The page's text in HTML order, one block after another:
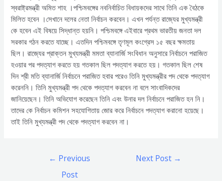
স্বরাষ্ট্রমন্ত্রী অমিত শাহ ।পশ্চিমবঙ্গের নবনির্বাচিত বিধায়কদের সাথে তিনি এক বৈঠকে
মিলিত হবেন ।সেখানে দলের নেতা নির্বাচন করবেন। এখন পর্যন্ত রাজ্যের মুখ্যমন্ত্রী
কে হবেন এই বিষয়ে সিদ্ধান্ত হয়নি। পশ্চিমবঙ্গে এইবারে প্রথম ভারতীয় জনতা দল
সরকার গঠন করতে যাচ্ছে। এতদিন পশ্চিমবঙ্গে তৃণমূল কংগ্রেস ১৫ বছর ক্ষমতায়
ছিল। রাজ্যের প্রাক্তন মুখ্যমন্ত্রী মমতা ব্যানার্জি সংবিধান অনুসারে নির্বাচনে পরাজিত
হওয়ার পর পদত্যাগ করতে হয় গতকাল ছিল পদত্যাগ করতে হয়। গতকাল ছিল শেষ
দিন শ্রী মতি ব্যানার্জি নির্বাচনে পরাজিত হবার পরেও তিনি মুখ্যমন্ত্রীর পদ থেকে পদত্যাগ
করেননি। তিনি মুখ্যমন্ত্রী পদ থেকে পদত্যাগ করবেন না বলে সাংবাদিকদের
জানিয়েছেন। তিনি অভিযোগ করেছেন তিনি এবং উনার দল নির্বাচনে পরাজিত হন নি।
তাদের কে নির্বাচন কমিশন সহযোগিতায় জোর করে নির্বাচনে পদত্যাগ করানো হয়েছে।
তাই তিনি মুখ্যমন্ত্রী পদ থেকে পদত্যাগ করবেন না।
← Previous
Post
Next Post →